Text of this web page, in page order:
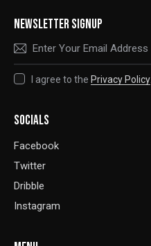
NEWSLETTER SIGNUP
I agree to the Privacy Policy
SOCIALS
Facebook
Twitter
Dribble
Instagram